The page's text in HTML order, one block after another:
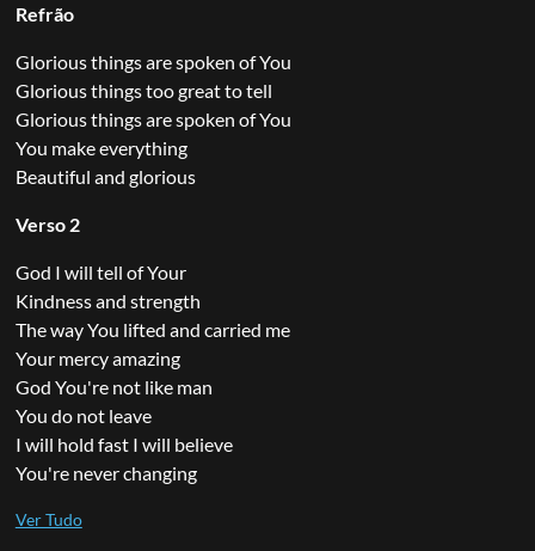
Refrão
Glorious things are spoken of You
Glorious things too great to tell
Glorious things are spoken of You
You make everything
Beautiful and glorious
Verso 2
God I will tell of Your
Kindness and strength
The way You lifted and carried me
Your mercy amazing
God You're not like man
You do not leave
I will hold fast I will believe
You're never changing